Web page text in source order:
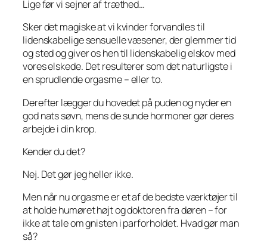
Lige før vi sejner af træthed…
Sker det magiske at vi kvinder forvandles til
lidenskabelige sensuelle væsener, der glemmer tid
og sted og giver os hen til lidenskabelig elskov med
vores elskede. Det resulterer som det naturligste i
en sprudlende orgasme – eller to.
Derefter lægger du hovedet på puden og nyder en
god nats søvn, mens de sunde hormoner gør deres
arbejde i din krop.
Kender du det?
Nej. Det gør jeg heller ikke.
Men når nu orgasme er et af de bedste værktøjer til
at holde humøret højt og doktoren fra døren – for
ikke at tale om gnisten i parforholdet. Hvad gør man
så?